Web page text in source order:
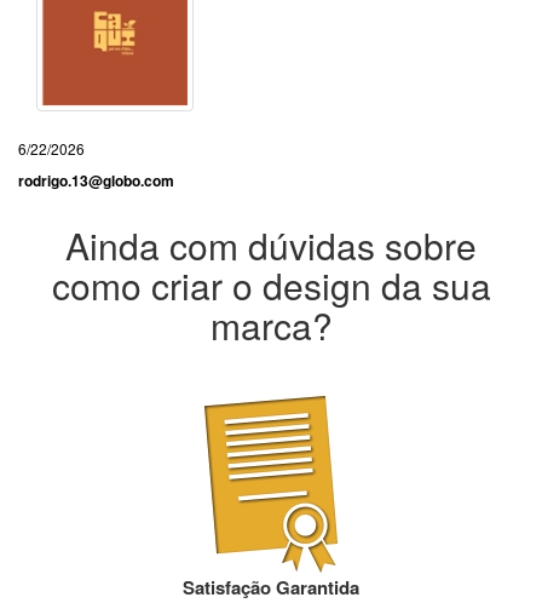
6/22/2026
rodrigo.13@globo.com
Ainda com dúvidas sobre
como criar o design da sua
marca?
Satisfação Garantida